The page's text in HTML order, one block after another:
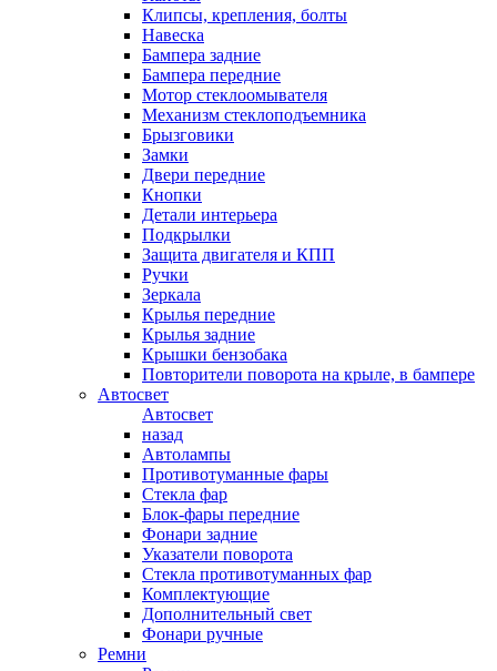
Клипсы, крепления, болты
Навеска
Бампера задние
Бампера передние
Мотор стеклоомывателя
Механизм стеклоподъемника
Брызговики
Замки
Двери передние
Кнопки
Детали интерьера
Подкрылки
Защита двигателя и КПП
Ручки
Зеркала
Крылья передние
Крылья задние
Крышки бензобака
Повторители поворота на крыле, в бампере
Автосвет
Автосвет
назад
Автолампы
Противотуманные фары
Стекла фар
Блок-фары передние
Фонари задние
Указатели поворота
Стекла противотуманных фар
Комплектующие
Дополнительный свет
Фонари ручные
Ремни